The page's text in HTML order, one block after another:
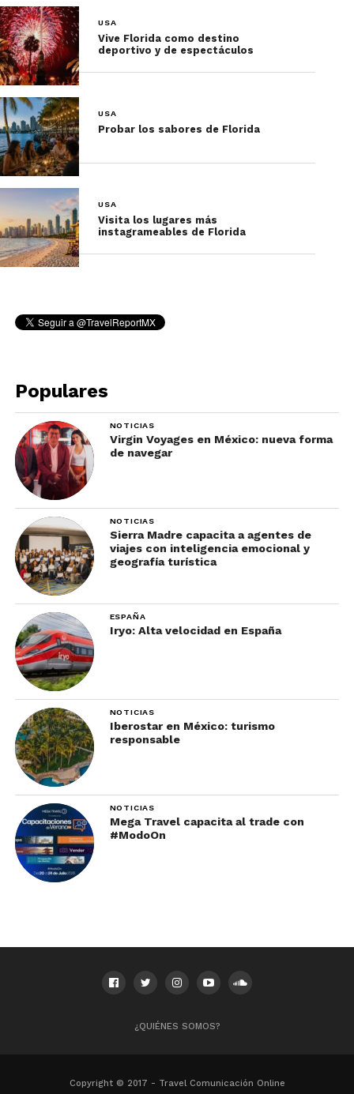
USA
Vive Florida como destino
deportivo y de espectáculos
USA
Probar los sabores de Florida
USA
Visita los lugares más
instagrameables de Florida
Populares
NOTICIAS
Virgin Voyages en México: nueva forma
de navegar
NOTICIAS
Sierra Madre capacita a agentes de
viajes con inteligencia emocional y
geografía turística
ESPAÑA
Iryo: Alta velocidad en España
NOTICIAS
Iberostar en México: turismo
responsable
NOTICIAS
Mega Travel capacita al trade con
#ModoOn
¿QUIÉNES SOMOS?
Copyright © 2017 - Travel Comunicación Online